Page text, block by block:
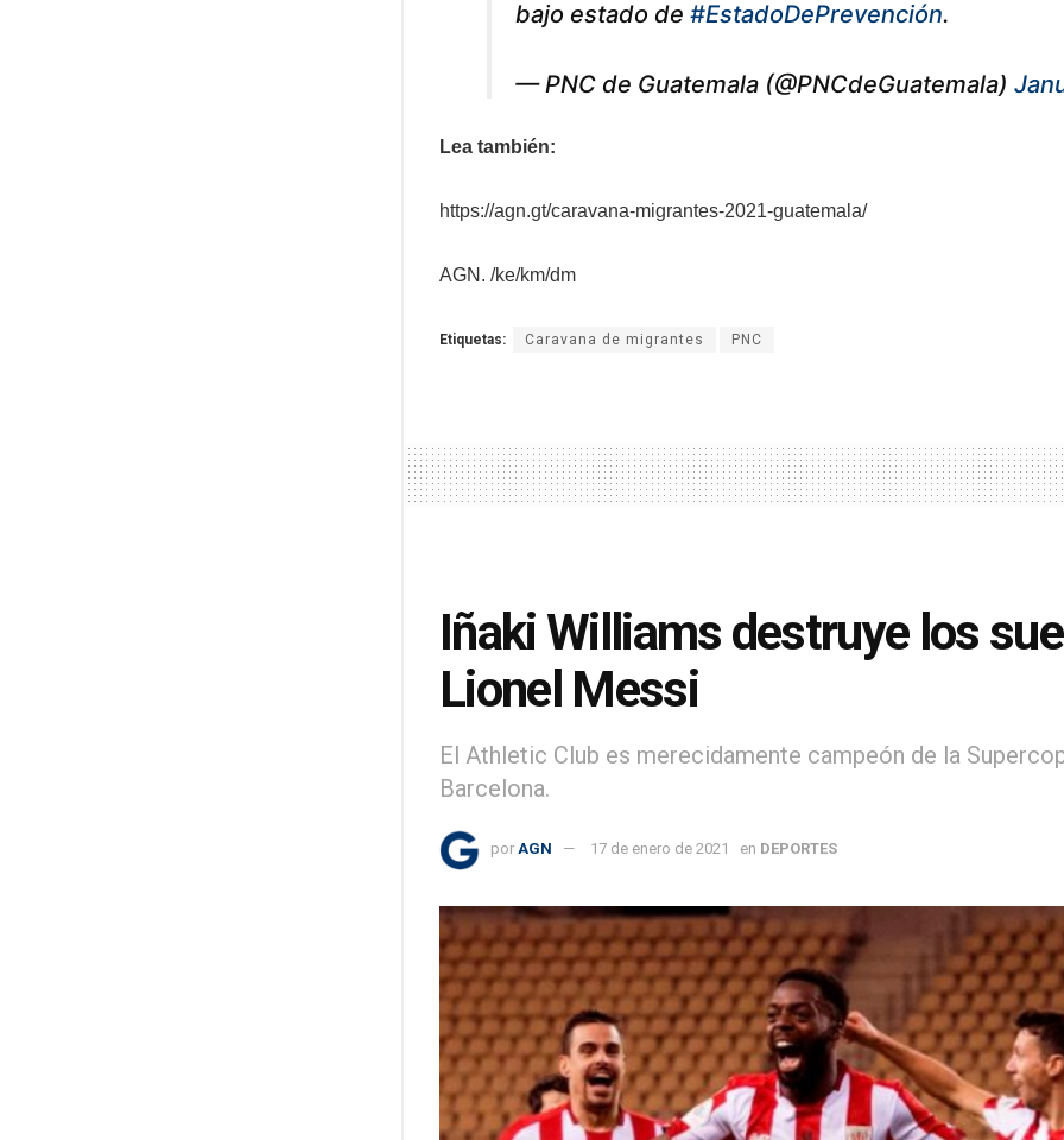
bajo estado de #EstadoDePrevención.
— PNC de Guatemala (@PNCdeGuatemala)
Lea también:
https://agn.gt/caravana-migrantes-2021-guatemala/
AGN. /ke/km/dm
Etiquetas: Caravana de migrantes PNC
Iñaki Williams destruye los
Lionel Messi
El Athletic Club es merecidamente campeón de la
Barcelona.
por AGN 17 de enero de 2021 en DEPORTES